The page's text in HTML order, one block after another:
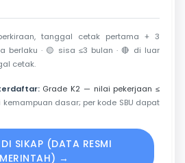
tanggal cetak pertama + 3
berlaku · 🟡 sisa ≤3 bulan · 🔴 di luar
cetak.
Grade K2 — nilai pekerjaan ≤
dasar; per kode SBU dapat
SIKAP (DATA RESMI
→